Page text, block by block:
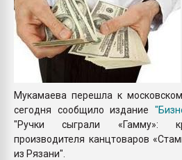
Мукамаева перешла к
сегодня сообщило издание
"Ручки сыграли «Гамму»:
производителя канцтоваров
из Рязани".